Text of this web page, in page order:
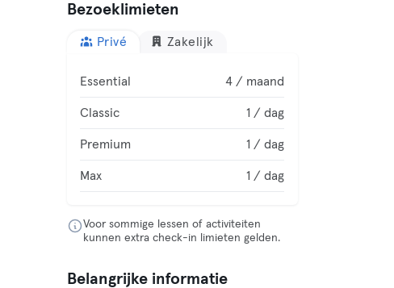
Bezoeklimieten
Privé Zakelijk
Essential 4 / maand
Classic 1 / dag
Premium 1 / dag
Max 1 / dag
Voor sommige lessen of activiteiten
kunnen extra check-in limieten gelden.
Belangrijke informatie